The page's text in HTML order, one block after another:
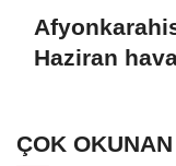
Haziran
ÇOK